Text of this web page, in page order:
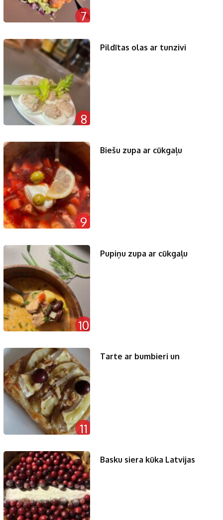
7
8
Pildītas olas ar tunzivi
9
Biešu zupa ar cūkgaļu
10
Pupiņu zupa ar cūkgaļu
11
Tarte ar bumbieri un
Basku siera kūka Latvijas